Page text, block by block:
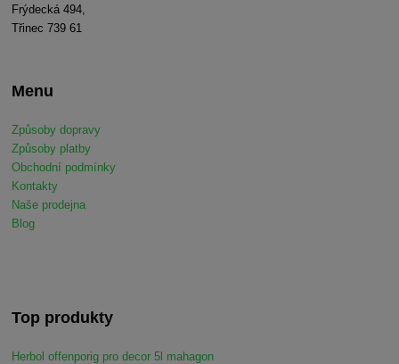
Frýdecká 494,
Třinec 739 61
Menu
Způsoby dopravy
Způsoby platby
Obchodní podmínky
Kontakty
Naše prodejna
Blog
Top produkty
Herbol offenporig pro decor 5l mahagon